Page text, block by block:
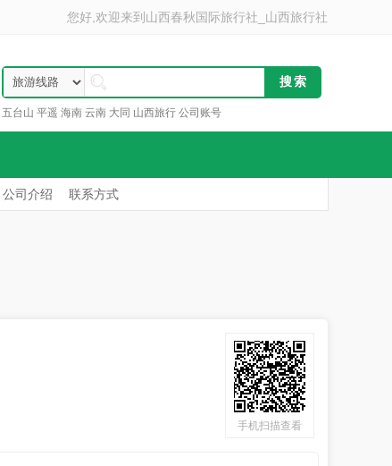
您好,欢迎来到 山西春秋国际旅行社_山西旅行社
五台山 平遥 海南 云南 大同 山西旅行 公司账号
公司介绍 联系方式
手机扫描查看